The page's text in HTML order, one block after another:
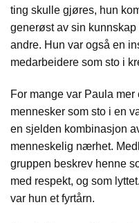
ting skulle gjøres, hun
generøst av sin
andre. Hun var også en
medarbeidere som sto i
For mange var Paula
mennesker som sto i en
en sjelden kombinasjon
menneskelig nærhet.
gruppen beskrev henne
med respekt, og som
var hun et fyrtårn.